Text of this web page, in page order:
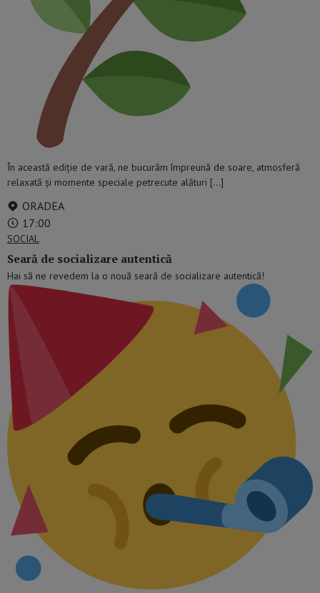
În această ediție de vară, ne bucurăm împreună de soare, atmosferă
relaxată și momente speciale petrecute alături […]
ORADEA
17:00
SOCIAL
Seară de socializare autentică
Hai să ne revedem la o nouă seară de socializare autentică!